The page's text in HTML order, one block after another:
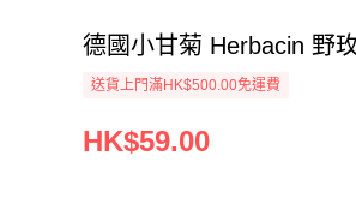
德國小甘菊 Herbacin 野
送貨上門滿HK$500.00免運費
HK$59.00